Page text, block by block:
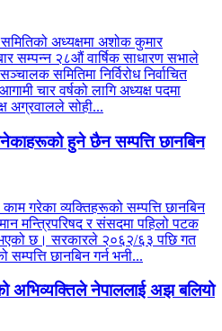
अध्यक्षमा अशोक कुमार
सम्पन्न २८औं वार्षिक साधारण सभाले
समितिमा निर्विरोध निर्वाचित
चार वर्षको लागि अध्यक्ष पदमा
अग्रवालले सोही...
हुने छैन सम्पत्ति छानबिन
गरेका व्यक्तिहरूको सम्पत्ति छानबिन
मन्त्रिपरिषद र संसदमा पहिलो पटक
छ। सरकारले २०६२/६३ पछि गत
छानबिन गर्न भनी...
अभिव्यक्तिले नेपाललाई अझ बलियो